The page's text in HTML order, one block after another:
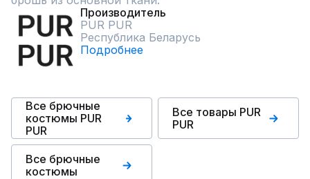
Производитель
PUR PUR
Республика Беларусь
Подробнее
Все брючные
костюмы PUR
PUR
Все товары PUR
PUR
Все брючные
костюмы